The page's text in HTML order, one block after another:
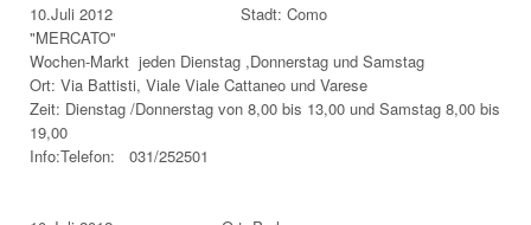
10.Juli 2012 Stadt: Como
"MERCATO"
Wochen-Markt jeden Dienstag ,Donnerstag und Samstag
Ort: Via Battisti, Viale Viale Cattaneo und Varese
Zeit: Dienstag /Donnerstag von 8,00 bis 13,00 und Samstag 8,00 bis
19,00
Info:Telefon: 031/252501